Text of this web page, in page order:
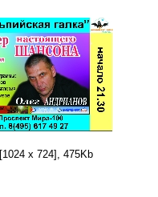
[1024 x 724], 475Kb